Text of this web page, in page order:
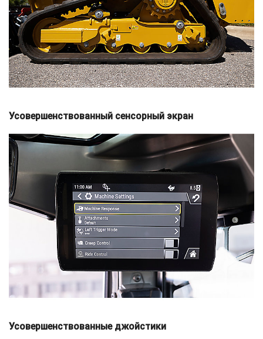
Усовершенствованный сенсорный экран
Усовершенствованные джойстики